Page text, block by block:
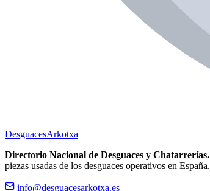
DesguacesArkotxa
Directorio Nacional de Desguaces y Chatarrerías.
piezas usadas de los desguaces operativos en España.
info@desguacesarkotxa.es